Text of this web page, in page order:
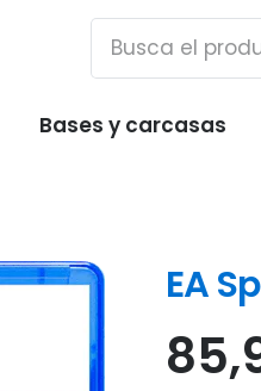
Bases y carcasas
EA